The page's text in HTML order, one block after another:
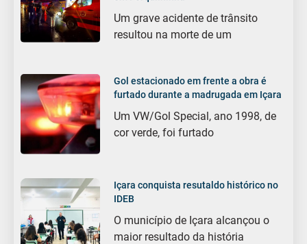
Um grave acidente de trânsito
resultou na morte de um
Gol estacionado em frente a obra é
furtado durante a madrugada em Içara
Um VW/Gol Special, ano 1998, de
cor verde, foi furtado
Içara conquista resutaldo histórico no
IDEB
O município de Içara alcançou o
maior resultado da história